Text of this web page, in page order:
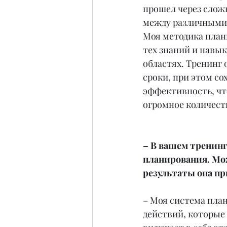
прошел через
между
Моя методика
тех знаний и
областях. Тренинг
сроки, при этом
эффективность,
огромное
– В вашем
планирования.
результаты она
– Моя система
действий,